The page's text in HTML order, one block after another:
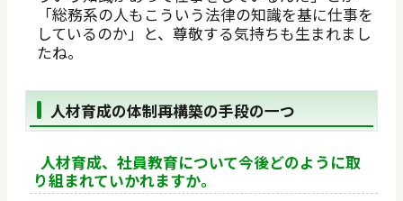
「総務系の人もこういう法律の知識を基に仕事を
しているのか」と、尊敬する気持ちも生まれまし
たね。
人材育成の体制再構築の手段の一つ
人材育成、社員教育について今後どのように取
り組まれていかれますか。